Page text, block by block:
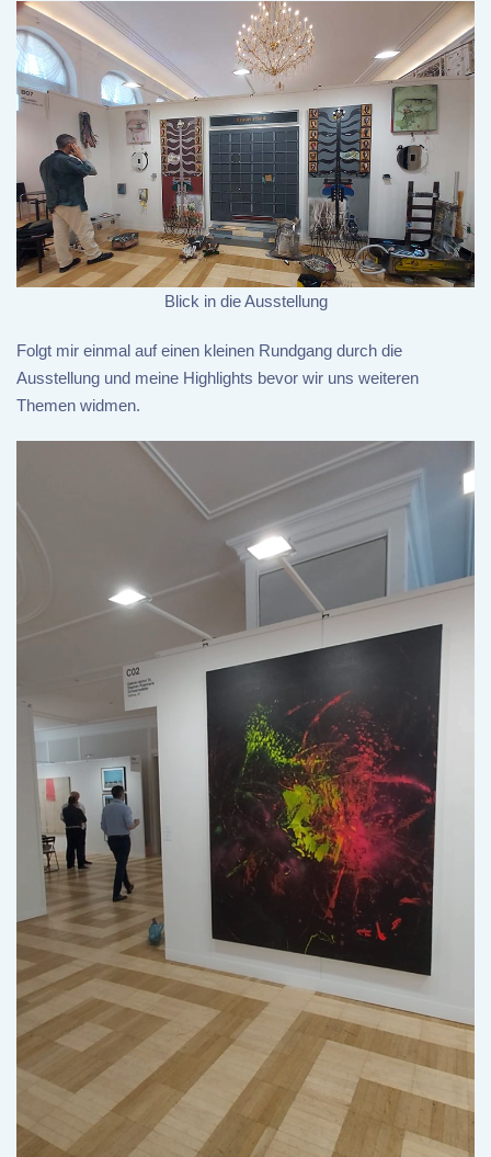
Blick in die Ausstellung
Folgt mir einmal auf einen kleinen Rundgang durch die
Ausstellung und meine Highlights bevor wir uns weiteren
Themen widmen.